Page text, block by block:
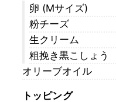
卵 (Mサイズ)
粉チーズ
生クリーム
粗挽き黒こしょう
オリーブオイル
トッピング